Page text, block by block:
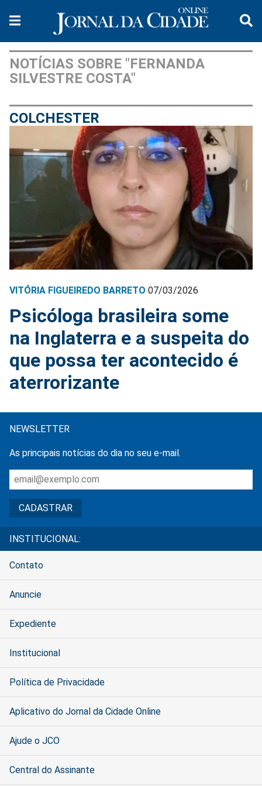
NOTÍCIAS SOBRE "FERNANDA
SILVESTRE COSTA"
COLCHESTER
VITÓRIA FIGUEIREDO BARRETO 07/03/2026
Psicóloga brasileira some
na Inglaterra e a suspeita do
que possa ter acontecido é
aterrorizante
NEWSLETTER
As principais notícias do dia no seu e-mail.
INSTITUCIONAL:
Contato
Anuncie
Expediente
Institucional
Política de Privacidade
Aplicativo do Jornal da Cidade Online
Ajude o JCO
Central do Assinante